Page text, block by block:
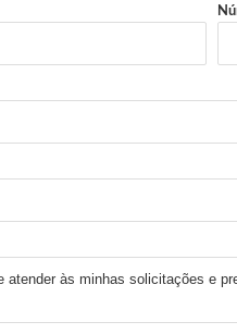
atender às minhas solicitações e